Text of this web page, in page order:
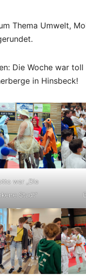
Thema Umwelt,
Die Woche war
in Hinsbeck!
war „Die
Stadt“